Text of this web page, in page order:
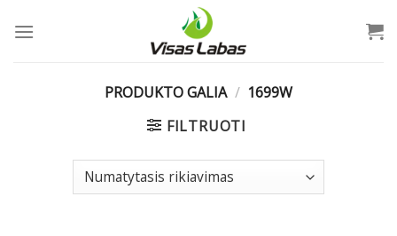
PRODUKTO GALIA / 1699W
FILTRUOTI